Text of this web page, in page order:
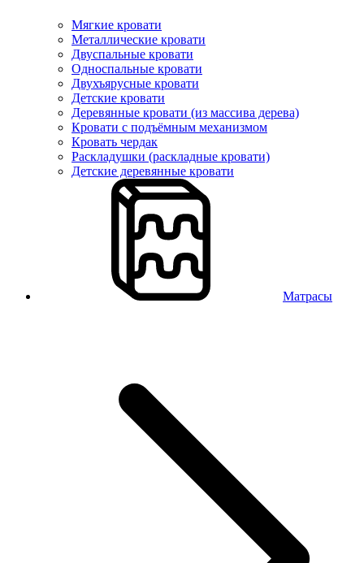
Мягкие кровати
Металлические кровати
Двуспальные кровати
Односпальные кровати
Двухъярусные кровати
Детские кровати
Деревянные кровати (из массива дерева)
Кровати с подъёмным механизмом
Кровать чердак
Раскладушки (раскладные кровати)
Детские деревянные кровати
Матрасы